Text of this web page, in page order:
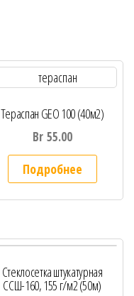
Тераспан GEO 100 (40м2)
Br 55.00
Подробнее
Стеклосетка штукатурная
ССШ-160, 155 г/м2 (50м)